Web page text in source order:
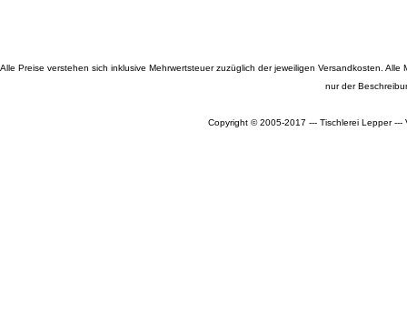
Alle Preise verstehen sich inklusive Mehrwertsteuer zuzüglich der jeweiligen Versandkosten.
nur der
Copyright © 2005-2017 --- Tischlerei Lepper